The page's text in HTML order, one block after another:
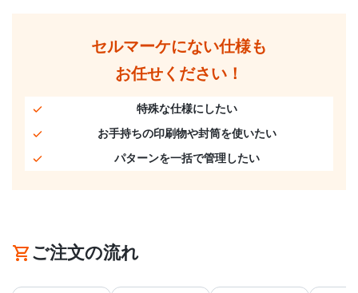
セルマーケにない仕様も
お任せください！
特殊な仕様にしたい
お手持ちの印刷物や封筒を使いたい
パターンを一括で管理したい
ご注文の流れ